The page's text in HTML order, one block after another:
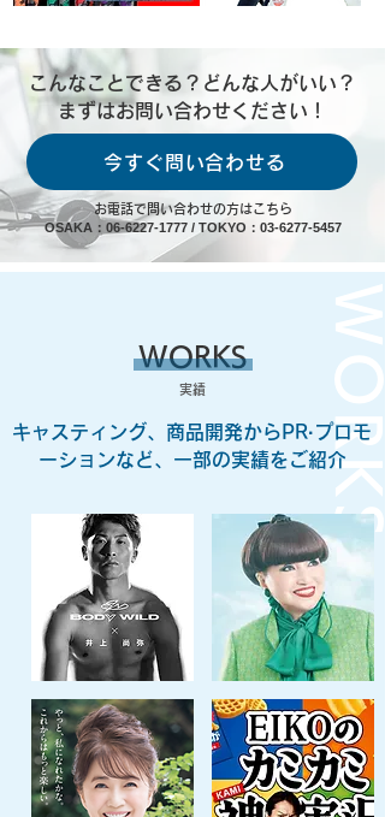
こんなことできる？どんな人がいい？
まずはお問い合わせください！
今すぐ問い合わせる
お電話で問い合わせの方はこちら
OSAKA： 06-6227-1777 / TOKYO： 03-6277-5457
WORKS
WORKS
​実績
キャスティング、商品開発からPR·プロモ
ーションなど、一部の実績をご紹介